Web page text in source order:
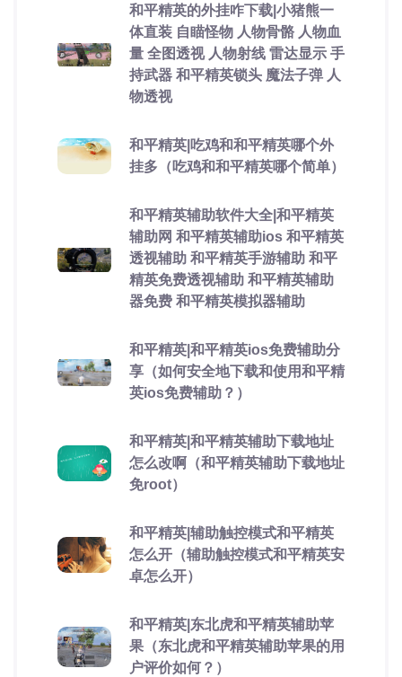
和平精英的外挂咋下载|小猪熊一
体直装 自瞄怪物 人物骨骼 人物血
量 全图透视 人物射线 雷达显示 手
持武器 和平精英锁头 魔法子弹 人
物透视
和平精英|吃鸡和和平精英哪个外
挂多（吃鸡和和平精英哪个简单）
和平精英辅助软件大全|和平精英
辅助网 和平精英辅助ios 和平精英
透视辅助 和平精英手游辅助 和平
精英免费透视辅助 和平精英辅助
器免费 和平精英模拟器辅助
和平精英|和平精英ios免费辅助分
享（如何安全地下载和使用和平精
英ios免费辅助？）
和平精英|和平精英辅助下载地址
怎么改啊（和平精英辅助下载地址
免root）
和平精英|辅助触控模式和平精英
怎么开（辅助触控模式和平精英安
卓怎么开）
和平精英|东北虎和平精英辅助苹
果（东北虎和平精英辅助苹果的用
户评价如何？）